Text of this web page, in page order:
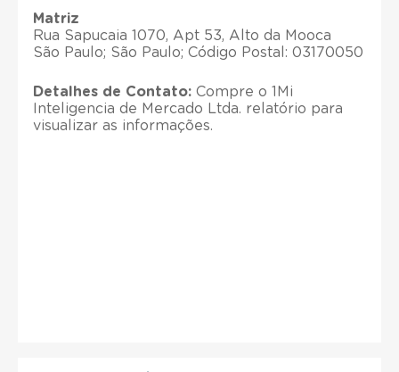
Matriz
Rua Sapucaia 1070, Apt 53, Alto da Mooca
São Paulo; São Paulo; Código Postal: 03170050
Detalhes de Contato: Compre o 1Mi
Inteligencia de Mercado Ltda. relatório para
visualizar as informações.